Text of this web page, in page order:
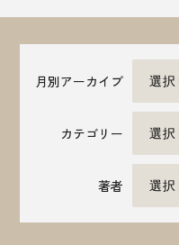
月別アーカイブ
カテゴリー
著者